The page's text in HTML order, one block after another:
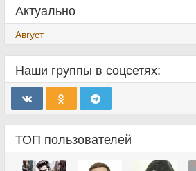
Актуально
Август
Наши группы в соцсетях:
ТОП пользователей